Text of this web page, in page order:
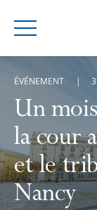
Menu
Un
la cour
et le
Nancy
ÉVÉNEMENT